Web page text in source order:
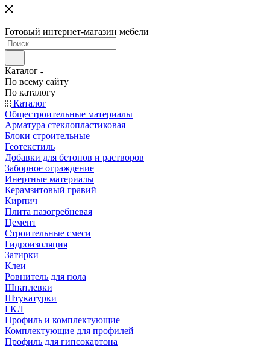
Готовый интернет-магазин мебели
Каталог
По всему сайту
По каталогу
Каталог
Общестроительные материалы
Арматура стеклопластиковая
Блоки строительные
Геотекстиль
Добавки для бетонов и растворов
Заборное ограждение
Инертные материалы
Керамзитовый гравий
Кирпич
Плита пазогребневая
Цемент
Строительные смеси
Гидроизоляция
Затирки
Клеи
Ровнитель для пола
Шпатлевки
Штукатурки
ГКЛ
Профиль и комплектующие
Комплектующие для профилей
Профиль для гипсокартона